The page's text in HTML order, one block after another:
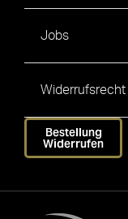
Jobs
Widerrufsrecht
Bestellung
Widerrufen